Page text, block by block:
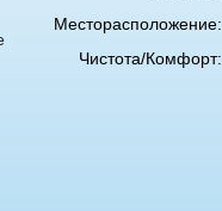
Месторасположение:
Чистота/Комфорт: